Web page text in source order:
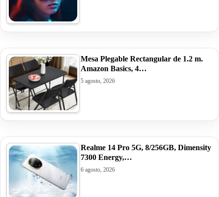
Mesa Plegable Rectangular de 1.2 m.
Amazon Basics, 4…
5 agosto, 2026
Realme 14 Pro 5G, 8/256GB, Dimensity
7300 Energy,…
6 agosto, 2026